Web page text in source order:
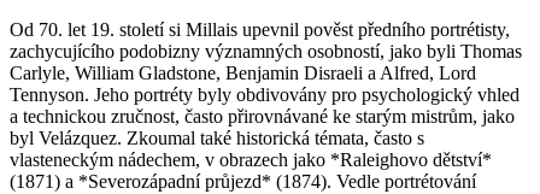
Od 70. let 19. století si Millais upevnil pověst předního portrétisty,
zachycujícího podobizny významných osobností, jako byli Thomas
Carlyle, William Gladstone, Benjamin Disraeli a Alfred, Lord
Tennyson. Jeho portréty byly obdivovány pro psychologický vhled
a technickou zručnost, často přirovnávané ke starým mistrům, jako
byl Velázquez. Zkoumal také historická témata, často s
vlasteneckým nádechem, v obrazech jako *Raleighovo dětství*
(1871) a *Severozápadní průjezd* (1874). Vedle portrétování